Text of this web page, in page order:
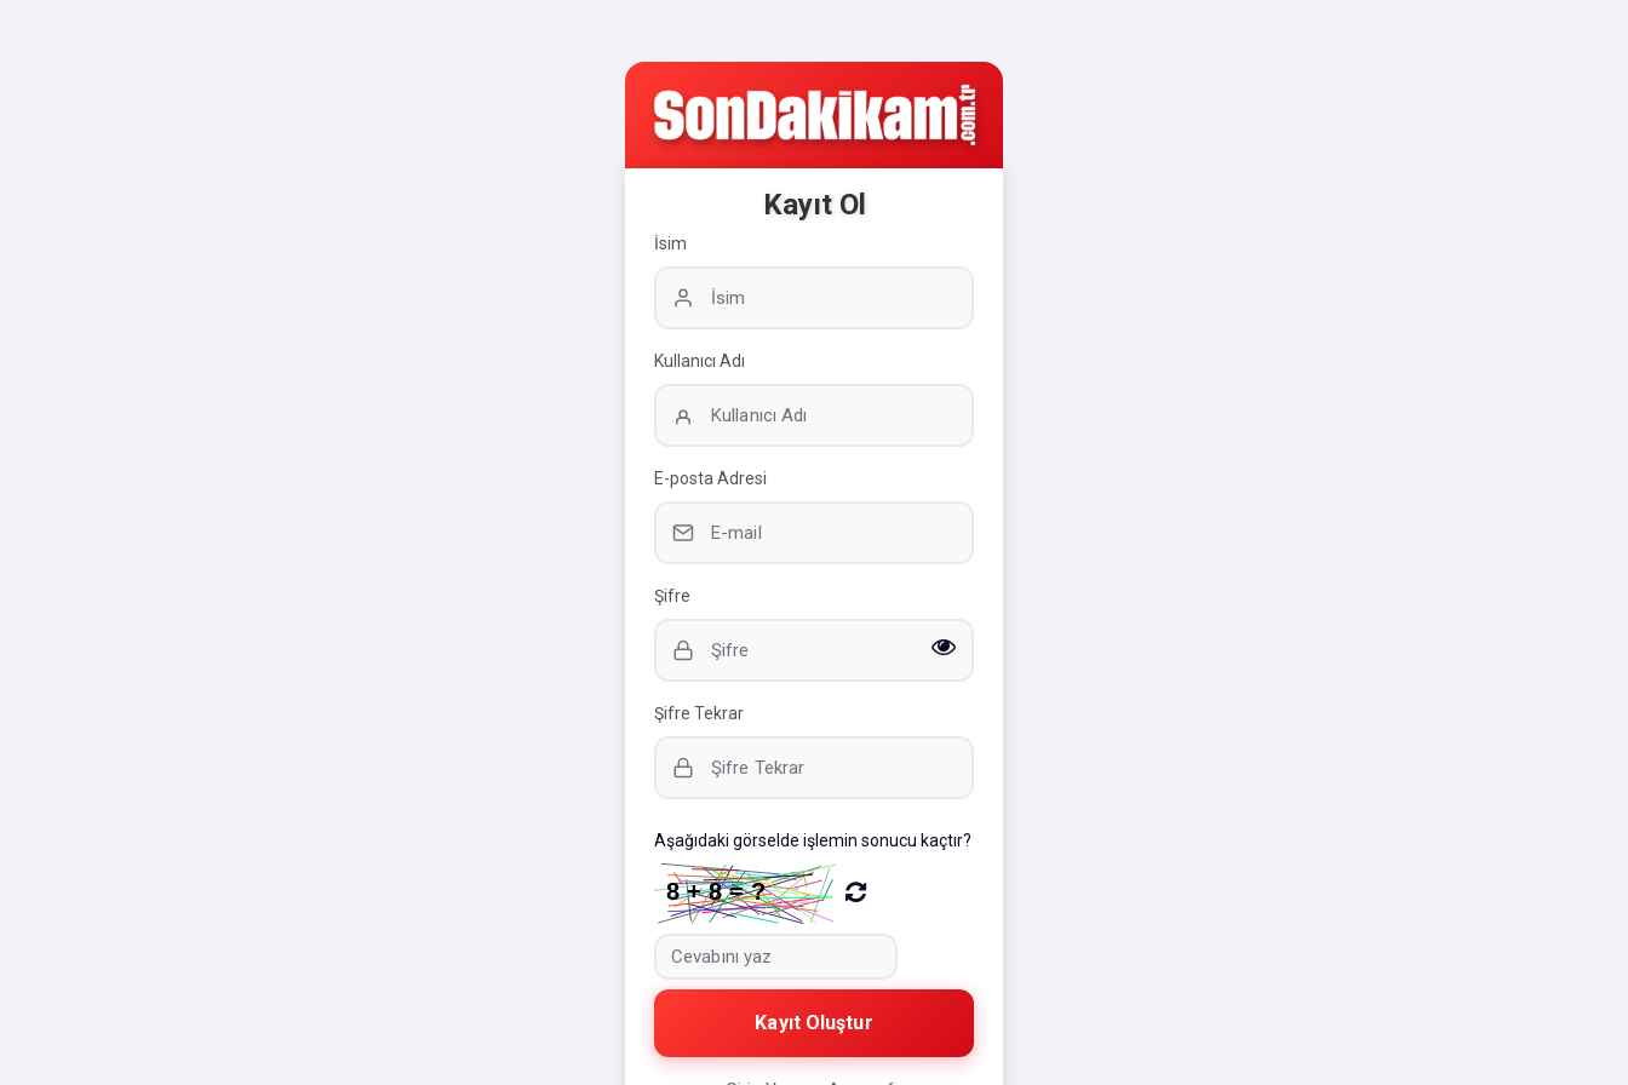
Kayıt Ol
İsim
Kullanıcı Adı
E-posta Adresi
Şifre
Şifre Tekrar
Aşağıdaki görselde işlemin sonucu kaçtır?
Kayıt Oluştur